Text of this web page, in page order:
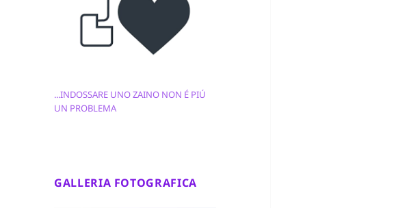
...INDOSSARE UNO ZAINO NON É PIÚ
UN PROBLEMA
GALLERIA FOTOGRAFICA